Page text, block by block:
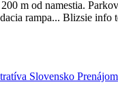
m od namestia.
rampa... Blizsie info
Slovensko Prenájom